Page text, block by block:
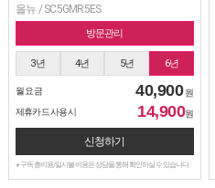
올뉴 / SC5GMR5ES
방문관리
3년 4년 5년 6년
월 요금 40,900 원
제휴카드 사용시
14,900원
신청하기
※ 구독 총비용/일시불 비용은 상담을 통해 확인하실 수 있습니다.